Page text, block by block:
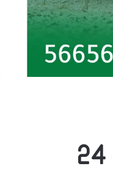
بنشر متنقل هدية | 56656632 | خدمة 24